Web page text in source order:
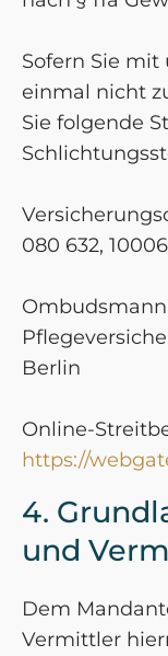
Sofern Sie
einmal nicht
Sie folgende
080 632,
Berlin
Online-
https://
4.
und
Dem
Vermittler